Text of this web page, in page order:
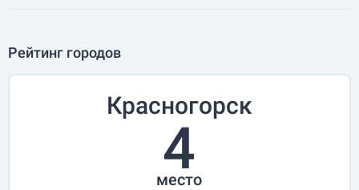
Рейтинг городов
Красногорск
4
место